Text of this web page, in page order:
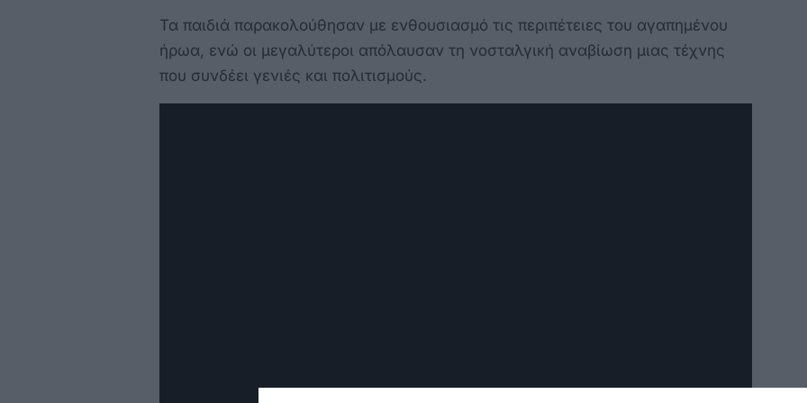
Τα παιδιά παρακολούθησαν με ενθουσιασμό τις περιπέτειες του αγαπημένου
ήρωα, ενώ οι μεγαλύτεροι απόλαυσαν τη νοσταλγική αναβίωση μιας τέχνης
που συνδέει γενιές και πολιτισμούς.